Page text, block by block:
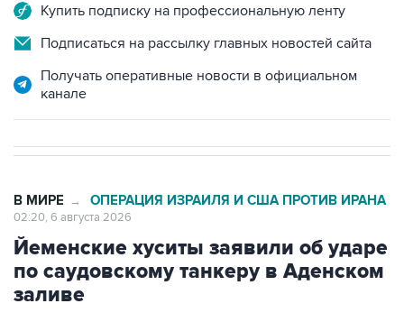
Купить подписку на профессиональную ленту
Подписаться на рассылку главных новостей сайта
Получать оперативные новости в официальном
канале
В МИРЕ → ОПЕРАЦИЯ ИЗРАИЛЯ И США ПРОТИВ ИРАНА
02:20, 6 августа 2026
Йеменские хуситы заявили об ударе
по саудовскому танкеру в Аденском
заливе